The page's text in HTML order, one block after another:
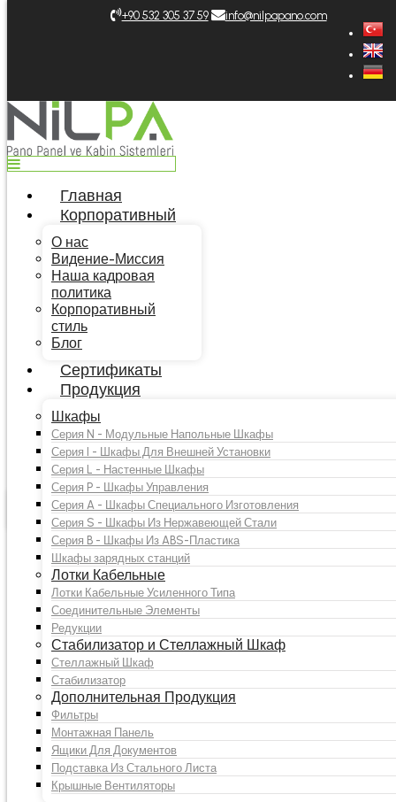
Видение-Миссия
Наша кадровая политика
Корпоративный стиль
Блог
Шкафы
Лотки Кабельные
Дополнительная Продукция
Каталоги
Общий каталог Турецкий
Общий каталог английский
Общий каталог немецкий
Общий каталог Русский
Прайс-лист Турецкий
Прайс-лист английский
Прайс-лист немецкий
Прайс-лист Русский
Онлайн оплата
Контакты
Свяжитесь с нами
Получить предложение
Защита персональных данных
+9‎0 532 305 37 59 info@nilpapano.com
Главная
Корпоративный
О нас
Видение-Миссия
Наша кадровая
политика
Корпоративный
стиль
Блог
Сертификаты
Продукция
Шкафы
Серия N - Модульные Напольные Шкафы
Серия I - Шкафы Для Внешней Установки
Серия L - Настенные Шкафы
Серия P - Шкафы Управления
Серия A - Шкафы Специального Изготовления
Серия S - Шкафы Из Нержавеющей Стали
Серия B - Шкафы Из ABS-Пластика
Шкафы зарядных станций
Лотки Кабельные
Лотки Кабельные Усиленного Типа
Соединительные Элементы
Редукции
Стабилизатор и Стеллажный Шкаф
Стеллажный Шкаф
Стабилизатор
Дополнительная Продукция
Фильтры
Монтажная Панель
Ящики Для Документов
Подставка Из Стального Листа
Крышные Вентиляторы
Монтажная Панель
Продвижение
продукта
Технические
характеристики
Другие
документы
Монтажная Панель
Получить предложение
Whatsapp